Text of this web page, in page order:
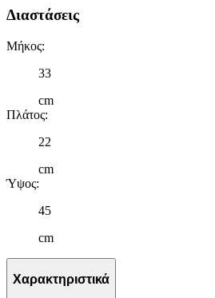
Διαστάσεις
Μήκος:
33
cm
Πλάτος:
22
cm
Ύψος:
45
cm
Χαρακτηριστικά